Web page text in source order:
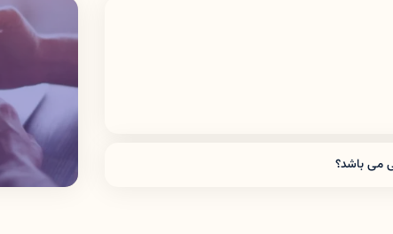
می باشد؟